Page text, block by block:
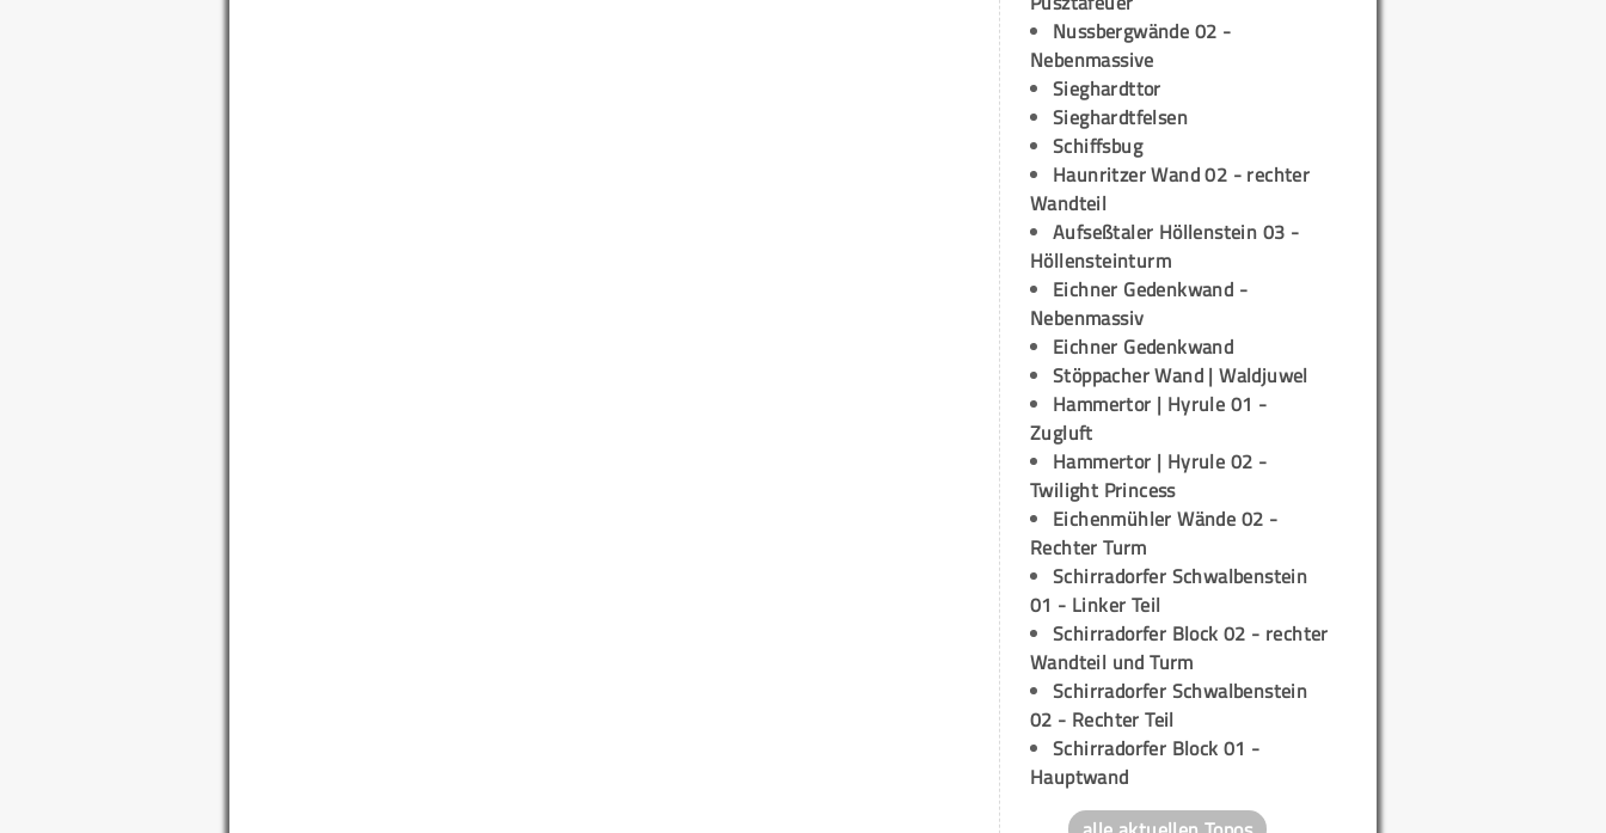
Nussbergwände 02 -
Nebenmassive
Sieghardttor
Sieghardtfelsen
Schiffsbug
Haunritzer Wand 02 - rechter
Wandteil
Aufseßtaler Höllenstein 03 -
Höllensteinturm
Eichner Gedenkwand -
Nebenmassiv
Eichner Gedenkwand
Stöppacher Wand | Waldjuwel
Hammertor | Hyrule 01 -
Zugluft
Hammertor | Hyrule 02 -
Twilight Princess
Eichenmühler Wände 02 -
Rechter Turm
Schirradorfer Schwalbenstein
01 - Linker Teil
Schirradorfer Block 02 - rechter
Wandteil und Turm
Schirradorfer Schwalbenstein
02 - Rechter Teil
Schirradorfer Block 01 -
Hauptwand